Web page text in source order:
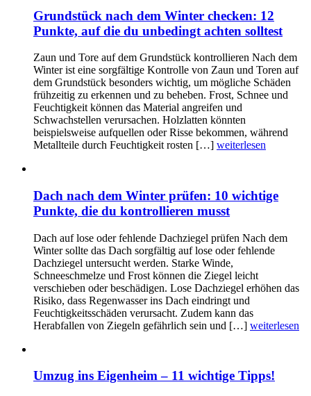
Grundstück nach dem Winter checken: 12
Punkte, auf die du unbedingt achten solltest
Zaun und Tore auf dem Grundstück kontrollieren Nach dem
Winter ist eine sorgfältige Kontrolle von Zaun und Toren auf
dem Grundstück besonders wichtig, um mögliche Schäden
frühzeitig zu erkennen und zu beheben. Frost, Schnee und
Feuchtigkeit können das Material angreifen und
Schwachstellen verursachen. Holzlatten könnten
beispielsweise aufquellen oder Risse bekommen, während
Metallteile durch Feuchtigkeit rosten […] weiterlesen
Dach nach dem Winter prüfen: 10 wichtige
Punkte, die du kontrollieren musst
Dach auf lose oder fehlende Dachziegel prüfen Nach dem
Winter sollte das Dach sorgfältig auf lose oder fehlende
Dachziegel untersucht werden. Starke Winde,
Schneeschmelze und Frost können die Ziegel leicht
verschieben oder beschädigen. Lose Dachziegel erhöhen das
Risiko, dass Regenwasser ins Dach eindringt und
Feuchtigkeitsschäden verursacht. Zudem kann das
Herabfallen von Ziegeln gefährlich sein und […] weiterlesen
Umzug ins Eigenheim – 11 wichtige Tipps!